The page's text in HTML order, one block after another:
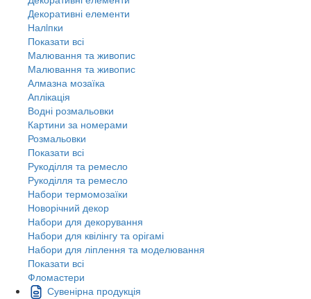
Декоративні елементи
Налiпки
Показати всі
Малювання та живопис
Малювання та живопис
Алмазна мозаїка
Аплікація
Водні розмальовки
Картини за номерами
Розмальовки
Показати всі
Рукоділля та ремесло
Рукоділля та ремесло
Набори термомозаїки
Новорічний декор
Набори для декорування
Набори для квілінгу та орігамі
Набори для ліплення та моделювання
Показати всі
Фломастери
Сувенірна продукція